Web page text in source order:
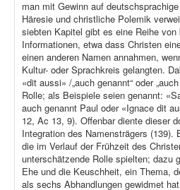
man mit Gewinn auf
Häresie und christliche Polemik
siebten Kapitel gibt es eine Reihe von
Informationen, etwa dass Christen
einen anderen Namen annahmen,
Kultur- oder Sprachkreis gelangten.
«dit aussi» /„auch genannt“ oder
Rolle; als Beispiele seien genannt:
auch genannt Paul oder «Ignace dit
12, Ac 13, 9). Offenbar diente dieser
Integration des Namensträgers (139).
die im Verlauf der Frühzeit des
unterschätzende Rolle spielten; dazu
Ehe und die Keuschheit, ein Thema,
als sechs Abhandlungen gewidmet